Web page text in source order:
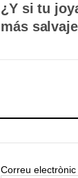
¿Y si tu
más
Correu electrònic